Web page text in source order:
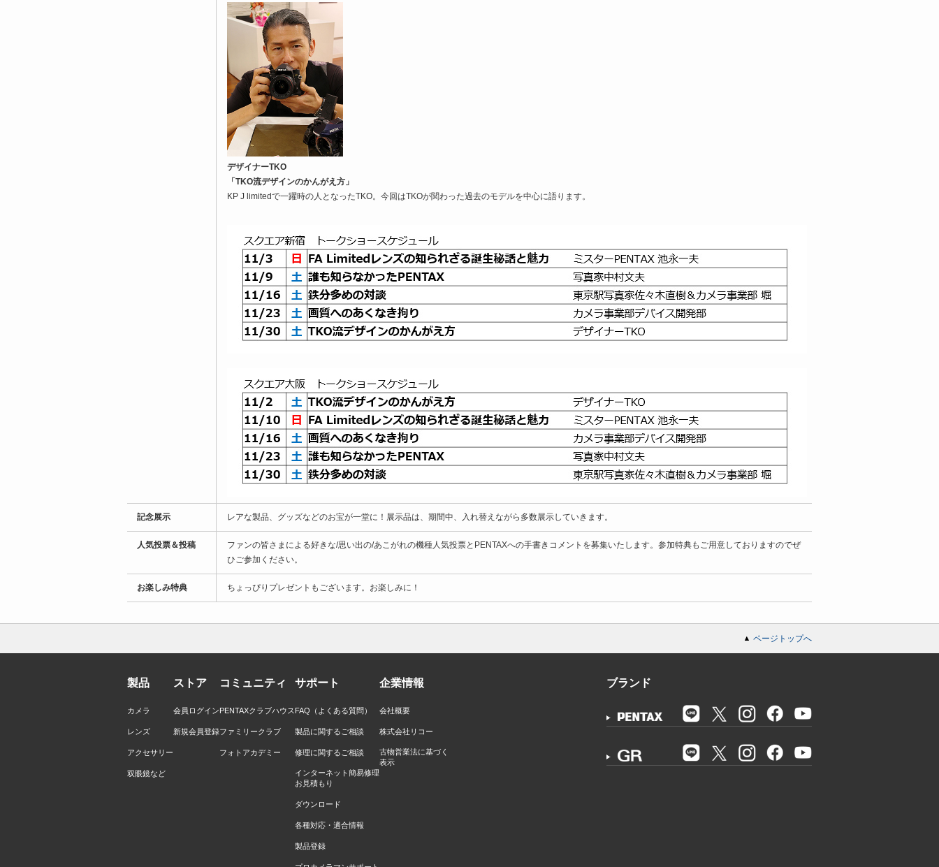
デザイナーTKO
「TKO流デザインのかんがえ方」
KP J limitedで一躍時の人となったTKO。今回はTKOが関わった過去のモデルを中心に語ります。
記念展示 レアな製品、グッズなどのお宝が一堂に！展示品は、期間中、入れ替えながら多数展示していきます。
人気投票＆投稿
ファンの皆さまによる好きな/思い出の/あこがれの機種人気投票とPENTAXへの手書きコメントを募集いたします。参加特典もご用意しておりますのでぜ
ひご参加ください。
お楽しみ特典 ちょっぴりプレゼントもございます。お楽しみに！
ページトップへ
製品
カメラ
レンズ
アクセサリー
双眼鏡など
ストア
会員ログイン
新規会員登録
コミュニティ
PENTAXクラブハウス
ファミリークラブ
フォトアカデミー
サポート
FAQ（よくある質問）
製品に関するご相談
修理に関するご相談
インターネット簡易修理
お見積もり
ダウンロード
各種対応・適合情報
製品登録
企業情報
会社概要
株式会社リコー
古物営業法に基づく
表示
ブランド